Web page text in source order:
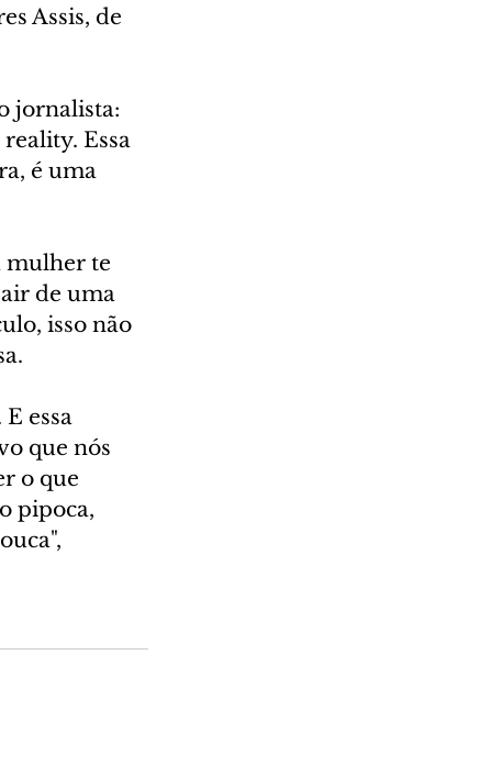
Assis, de
jornalista:
Essa
é uma
mulher te
de uma
isso não
essa
que nós
o que
pipoca,